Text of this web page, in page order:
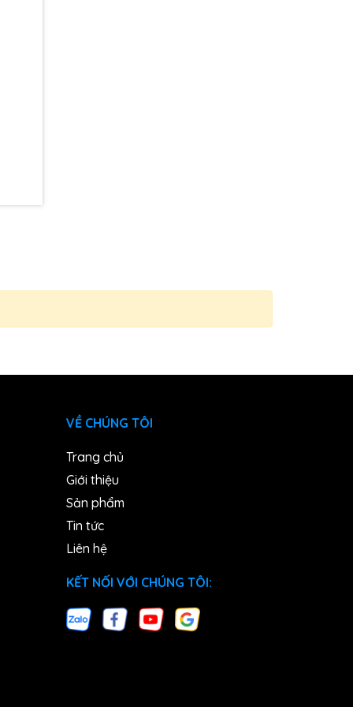
VỀ CHÚNG TÔI
Trang chủ
Giới thiệu
Sản phẩm
Tin tức
Liên hệ
KẾT NỐI VỚI CHÚNG TÔI: